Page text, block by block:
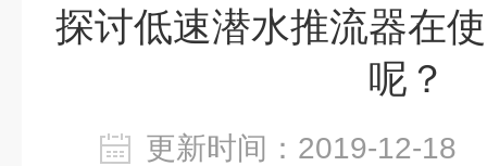
探讨低速潜水推流器在
呢？
更新时间：2019-12-